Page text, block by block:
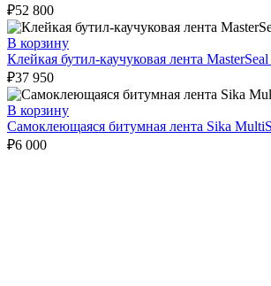
₽52 800
В корзину
Клейкая бутил-каучуковая лента
₽37 950
В корзину
Самоклеющаяся битумная лента Sika
₽6 000